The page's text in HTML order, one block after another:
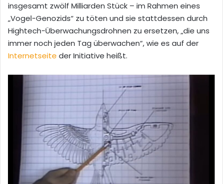
insgesamt zwölf Milliarden Stück – im Rahmen eines
„Vogel-Genozids“ zu töten und sie stattdessen durch
Hightech-Überwachungsdrohnen zu ersetzen, „die uns
immer noch jeden Tag überwachen“, wie es auf der
Internetseite der Initiative heißt.